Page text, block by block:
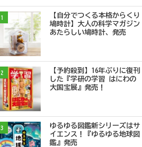
1
【自分でつくる本格からくり
鳩時計】大人の科学マガジン
あたらしい鳩時計、発売
2
【予約殺到】16年ぶりに復刊
した『学研の学習 はにわの
大国宝展』発売！
3
ゆるゆる図鑑新シリーズはサ
イエンス！『ゆるゆる地球図
鑑』発売